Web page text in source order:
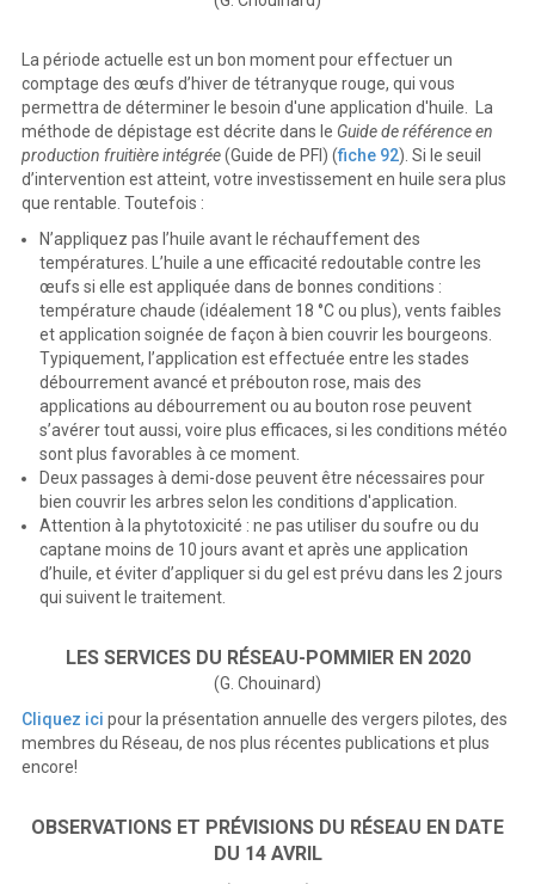
La période actuelle est un bon moment pour effectuer un
comptage des œufs d’hiver de tétranyque rouge, qui vous
permettra de déterminer le besoin d'une application d'huile. La
méthode de dépistage est décrite dans le Guide de référence en
production fruitière intégrée(Guide de PFI) (fiche 92). Si le seuil
d’intervention est atteint, votre investissement en huile sera plus
que rentable. Toutefois :
N’appliquez pas l’huile avant le réchauffement des
températures. L’huile a une efficacité redoutable contre les
œufs si elle est appliquée dans de bonnes conditions :
température chaude (idéalement 18 °C ou plus), vents faibles
et application soignée de façon à bien couvrir les bourgeons.
Typiquement, l’application est effectuée entre les stades
débourrement avancé et prébouton rose, mais des
applications au débourrement ou au bouton rose peuvent
s’avérer tout aussi, voire plus efficaces, si les conditions météo
sont plus favorables à ce moment.
Deux passages à demi-dose peuvent être nécessaires pour
bien couvrir les arbres selon les conditions d'application.
Attention à la phytotoxicité : ne pas utiliser du soufre ou du
captane moins de 10 jours avant et après une application
d’huile, et éviter d’appliquer si du gel est prévu dans les 2 jours
qui suivent le traitement.
LES SERVICES DU RÉSEAU-POMMIER EN 2020
(G. Chouinard)
Cliquez ici pour la présentation annuelle des vergers pilotes, des
membres du Réseau, de nos plus récentes publications et plus
encore!
OBSERVATIONS ET PRÉVISIONS DU RÉSEAU EN DATE
DU 14 AVRIL